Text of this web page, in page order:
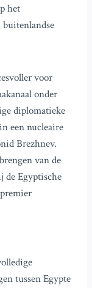
het
voor
onder
diplomatieke
een nucleaire
Brezhnev.
van de
de Egyptische
tussen Egypte